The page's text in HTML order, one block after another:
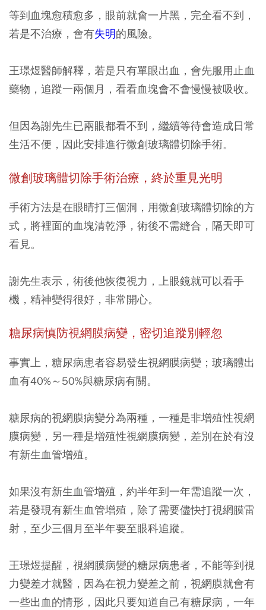
等到血塊愈積愈多，眼前就會一片黑，完全看不到，
若是不治療，會有失明的風險。
王璟煜醫師解釋，若是只有單眼出血，會先服用止血
藥物，追蹤一兩個月，看看血塊會不會慢慢被吸收。
但因為謝先生已兩眼都看不到，繼續等待會造成日常
生活不便，因此安排進行微創玻璃體切除手術。
微創玻璃體切除手術治療，終於重見光明
手術方法是在眼睛打三個洞，用微創玻璃體切除的方
式，將裡面的血塊清乾淨，術後不需縫合，隔天即可
看見。
謝先生表示，術後他恢復視力，上眼鏡就可以看手
機，精神變得很好，非常開心。
糖尿病慎防視網膜病變，密切追蹤別輕忽
事實上，糖尿病患者容易發生視網膜病變；玻璃體出
血有40%～50%與糖尿病有關。
糖尿病的視網膜病變分為兩種，一種是非增殖性視網
膜病變，另一種是增殖性視網膜病變，差別在於有沒
有新生血管增殖。
如果沒有新生血管增殖，約半年到一年需追蹤一次，
若是發現有新生血管增殖，除了需要儘快打視網膜雷
射，至少三個月至半年要至眼科追蹤。
王璟煜提醒，視網膜病變的糖尿病患者，不能等到視
力變差才就醫，因為在視力變差之前，視網膜就會有
一些出血的情形，因此只要知道自己有糖尿病，一年